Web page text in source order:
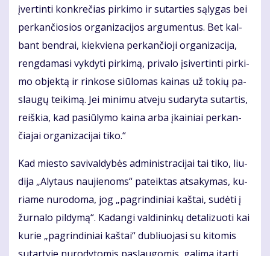
įver­tin­ti kon­kre­čias pir­ki­mo ir su­tar­ties są­ly­gas bei
per­kan­čio­sios organizacijos ar­gu­men­tus. Bet kal­
bant ben­drai, kiek­vie­na per­kan­čio­ji or­ga­ni­za­ci­ja,
reng­da­ma­si vyk­dy­ti pir­ki­mą, pri­va­lo įsi­ver­tin­ti pir­ki­
mo ob­jek­tą ir rin­ko­se siū­lo­mas kai­nas už to­kių pa­
slau­gų tei­ki­mą. Jei mi­ni­mu at­ve­ju su­da­ry­ta su­tar­tis,
reiš­kia, kad pa­siū­ly­mo kai­na ar­ba įkai­niai per­kan­
čia­jai or­ga­ni­za­ci­jai ti­ko.“
Kad mies­to sa­vi­val­dy­bės ad­mi­nist­ra­ci­jai tai ti­ko, liu­
di­ja „Aly­taus nau­jie­noms“ pa­teik­tas at­sa­ky­mas, ku­
ria­me nu­ro­do­ma, jog „pa­grin­di­niai kaš­tai, su­dė­ti į
žur­na­lo pil­dy­mą“. Ka­dan­gi valdininkų de­ta­li­zuoti kai
kurie „pagrindiniai kaštai“ dub­liuo­ja­si su ki­tomis